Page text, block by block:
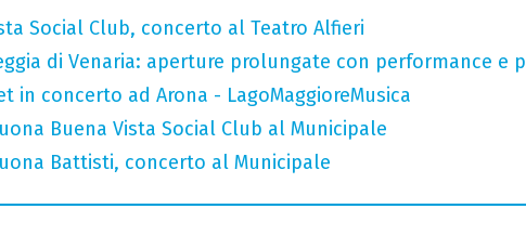
Social Club, concerto al Teatro Alfieri
di Venaria: aperture prolungate con performance e
in concerto ad Arona - LagoMaggioreMusica
Buena Vista Social Club al Municipale
Battisti, concerto al Municipale